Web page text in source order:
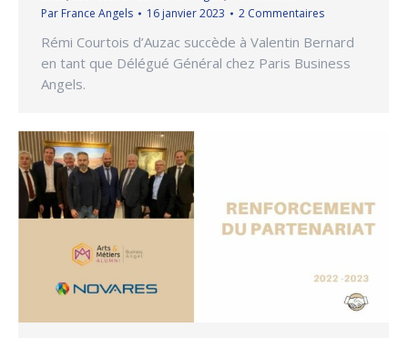
Par France Angels 16 janvier 2023 2 Commentaires
Rémi Courtois d’Auzac succède à Valentin Bernard
en tant que Délégué Général chez Paris Business
Angels.